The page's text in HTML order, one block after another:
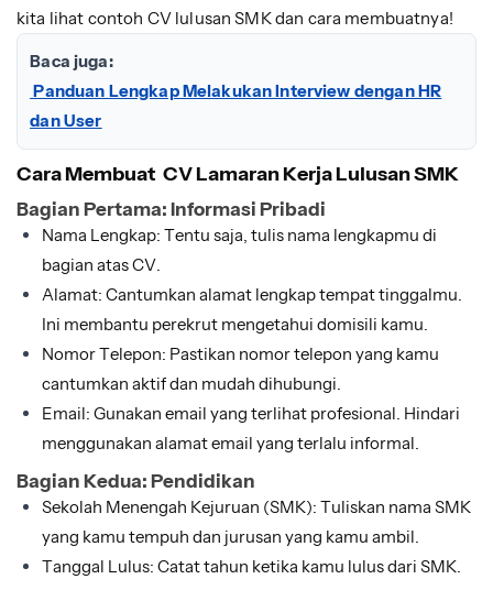
kita lihat contoh CV lulusan SMK dan cara membuatnya!
Baca juga:
Panduan Lengkap Melakukan Interview dengan HR
dan User
Cara Membuat CV Lamaran Kerja Lulusan SMK
Bagian Pertama: Informasi Pribadi
Nama Lengkap: Tentu saja, tulis nama lengkapmu di
bagian atas CV.
Alamat: Cantumkan alamat lengkap tempat tinggalmu.
Ini membantu perekrut mengetahui domisili kamu.
Nomor Telepon: Pastikan nomor telepon yang kamu
cantumkan aktif dan mudah dihubungi.
Email: Gunakan email yang terlihat profesional. Hindari
menggunakan alamat email yang terlalu informal.
Bagian Kedua: Pendidikan
Sekolah Menengah Kejuruan (SMK): Tuliskan nama SMK
yang kamu tempuh dan jurusan yang kamu ambil.
Tanggal Lulus: Catat tahun ketika kamu lulus dari SMK.